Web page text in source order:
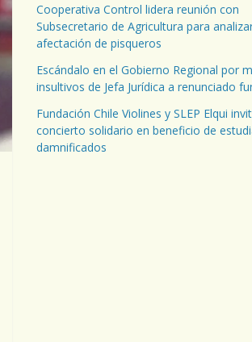
Cooperativa Control lidera reunión con
Subsecretario de Agricultura para
afectación de pisqueros
Escándalo en el Gobierno Regional por
insultivos de Jefa Jurídica a renunciado
Fundación Chile Violines y SLEP Elqui
concierto solidario en beneficio de
damnificados